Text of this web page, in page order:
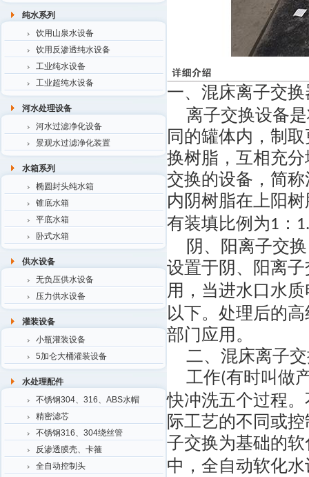
纯水系列
饮用山泉水设备
饮用反渗透纯水设备
工业纯水设备
工业超纯水设备
河水处理设备
河水过滤净化设备
景观水过滤净化装置
水箱系列
椭圆封头纯水箱
锥底水箱
平底水箱
卧式水箱
供水设备
无负压供水设备
压力供水设备
灌装设备
小瓶灌装设备
5加仑大桶灌装设备
水处理配件
不锈钢304、316、ABS水帽
精密滤芯
不锈钢316、304绕丝管
反渗透膜壳、卡箍
全自动控制头
一、混床离子交
离子交换设备
同的罐体内，制
换树脂，互相充
交换的设备，简
内阴树脂在上阳
有装填比例为1 ：
阴、阳离子交
设置于阴、阳离
用，当进水口水
以下。处理后的
部门应用。
二、混床离子
工作(有时叫做
快冲洗五个过程
际工艺的不同或
子交换为基础的
中，全自动软化